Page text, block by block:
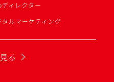
ィレクター
ルマーケティング
る